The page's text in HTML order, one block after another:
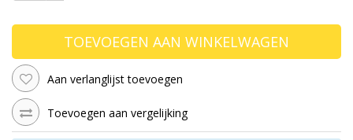
TOEVOEGEN AAN WINKELWAGEN
Aan verlanglijst toevoegen
Toevoegen aan vergelijking